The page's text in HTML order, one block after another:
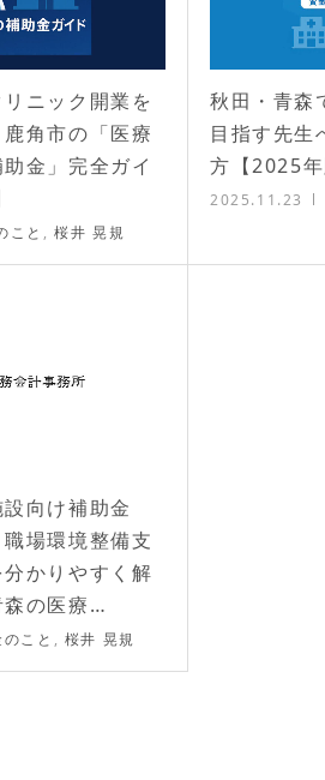
ニック開業を
角市の「医療
金」完全ガイ
こと ,桜井 晃規
秋田・青森
目指す先生
方【2025年
2025.11.23
向け補助金
職場環境整備支
かりやすく解
森の医療…
こと , 桜井 晃規